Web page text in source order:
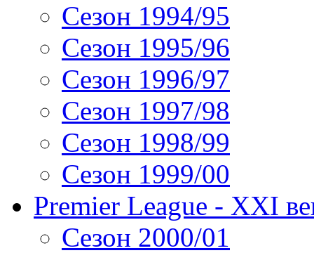
Сезон 1994/95
Сезон 1995/96
Сезон 1996/97
Сезон 1997/98
Сезон 1998/99
Сезон 1999/00
Premier League - XXI
Сезон 2000/01